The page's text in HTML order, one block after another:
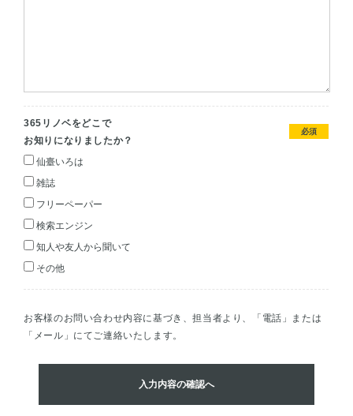
365リノベをどこで
お知りになりましたか？
必須
仙臺いろは
雑誌
フリーペーパー
検索エンジン
知人や友人から聞いて
その他
お客様のお問い合わせ内容に基づき、担当者より、「電話」または
「メール」にてご連絡いたします。
入力内容の確認へ